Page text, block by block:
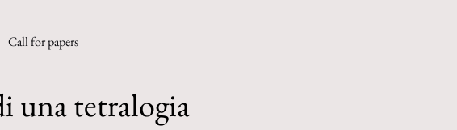
Call for papers
una tetralogia